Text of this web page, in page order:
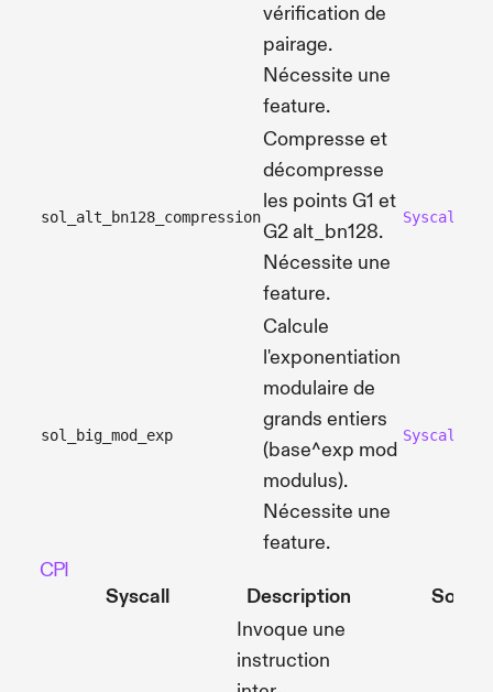
vérification de
pairage.
Nécessite une
feature.
sol_alt_bn128_compression
Compresse et
décompresse
les points G1 et
G2 alt_bn128.
Nécessite une
feature.
sol_big_mod_exp
Calcule
l'exponentiation
modulaire de
grands entiers
(base^exp mod
modulus).
Nécessite une
feature.
CPI
Syscall
Description
Invoque une
instruction